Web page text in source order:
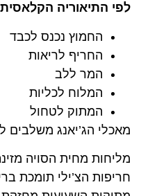
לפי התיאוריה
החמוץ נכנס לכבד
החריף לריאות
המר ללב
המלוח לכליות
המתוק לטחול
מאכלי הג’יאנג משלבים
מליחות מחית הסויה
חריפות הצ’ילי תומכת